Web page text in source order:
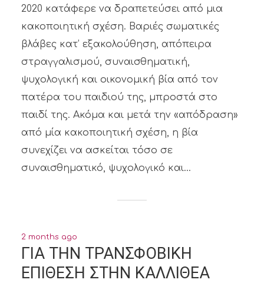
2020 κατάφερε να δραπετεύσει από μια
κακοποιητική σχέση. Βαριές σωματικές
βλάβες κατ’ εξακολούθηση, απόπειρα
στραγγαλισμού, συναισθηματική,
ψυχολογική και οικονομική βία από τον
πατέρα του παιδιού της, μπροστά στο
παιδί της. Ακόμα και μετά την «απόδραση»
από μία κακοποιητική σχέση, η βία
συνεχίζει να ασκείται τόσο σε
συναισθηματικό, ψυχολογικό και...
2 months ago
ΓΙΑ ΤΗΝ ΤΡΑΝΣΦΟΒΙΚΗ
ΕΠΙΘΕΣΗ ΣΤΗΝ ΚΑΛΛΙΘΕΑ